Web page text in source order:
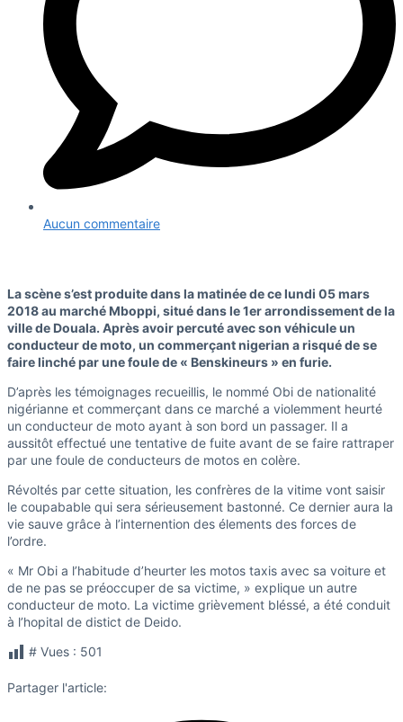
Aucun commentaire
La scène s’est produite dans la matinée de ce lundi 05 mars
2018 au marché Mboppi, situé dans le 1er arrondissement de la
ville de Douala. Après avoir percuté avec son véhicule un
conducteur de moto, un commerçant nigerian a risqué de se
faire linché par une foule de « Benskineurs » en furie.
D’après les témoignages recueillis, le nommé Obi de nationalité
nigérianne et commerçant dans ce marché a violemment heurté
un conducteur de moto ayant à son bord un passager. Il a
aussitôt effectué une tentative de fuite avant de se faire rattraper
par une foule de conducteurs de motos en colère.
Révoltés par cette situation, les confrères de la vitime vont saisir
le coupabable qui sera sérieusement bastonné. Ce dernier aura la
vie sauve grâce à l’internention des élements des forces de
l’ordre.
« Mr Obi a l’habitude d’heurter les motos taxis avec sa voiture et
de ne pas se préoccuper de sa victime, » explique un autre
conducteur de moto. La victime grièvement bléssé, a été conduit
à l’hopital de distict de Deido.
# Vues : 501
Partager l'article: